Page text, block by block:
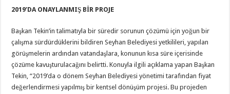
2019’DA ONAYLANMIŞ BİR PROJE
Başkan Tekin’in talimatıyla bir süredir sorunun çözümü için yoğun bir
çalışma sürdürdüklerini bildiren Seyhan Belediyesi yetkilileri, yapılan
görüşmelerin ardından vatandaşlara, konunun kısa süre içerisinde
çözüme kavuşturulacağını belirtti. Konuyla ilgili açıklama yapan Başkan
Tekin, “2019’da o dönem Seyhan Belediyesi yönetimi tarafından fiyat
değerlendirmesi yapılmış bir kentsel dönüşüm projesi. Bu projeden